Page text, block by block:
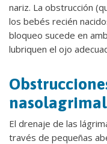
nariz. La obstrucción
los bebés recién
bloqueo sucede en
lubriquen el ojo
nasolagrimal
El drenaje de las
través de pequeñas